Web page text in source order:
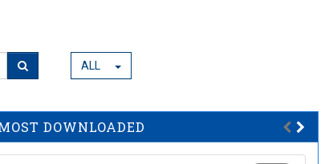
ALL
DOWNLOADED